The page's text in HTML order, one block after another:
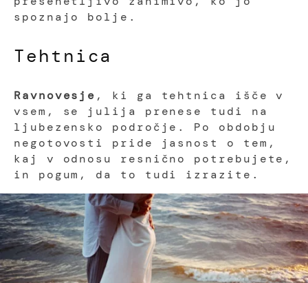
spoznajo bolje.
Tehtnica
Ravnovesje , ki ga tehtnica išče v
vsem, se julija prenese tudi na
ljubezensko področje. Po obdobju
negotovosti pride jasnost o tem,
kaj v odnosu resnično potrebujete,
in pogum, da to tudi izrazite.